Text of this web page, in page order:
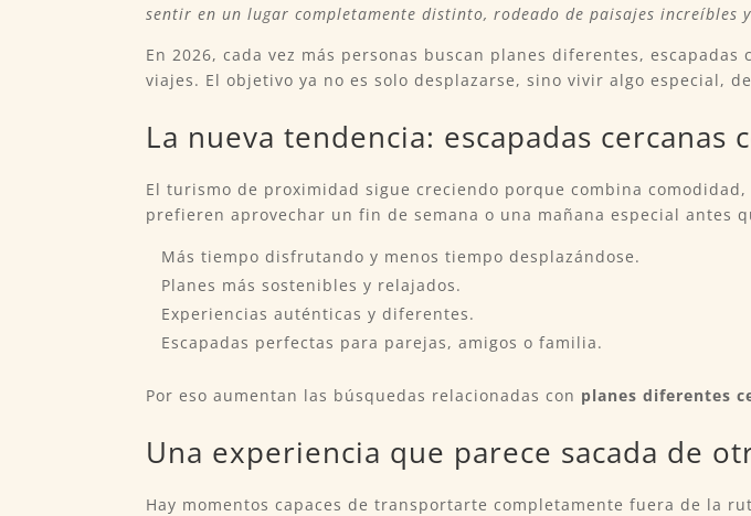
sentir en un lugar completamente distinto, rodeado de paisajes increíbles
En 2026, cada vez más personas buscan planes diferentes,
viajes. El objetivo ya no es solo desplazarse, sino vivir algo especial,
La nueva tendencia: escapadas cercanas
El turismo de proximidad sigue creciendo porque combina
prefieren aprovechar un fin de semana o una mañana especial antes
Más tiempo disfrutando y menos tiempo desplazándose.
Planes más sostenibles y relajados.
Experiencias auténticas y diferentes.
Escapadas perfectas para parejas, amigos o familia.
Por eso aumentan las búsquedas relacionadas con planes diferentes
Una experiencia que parece sacada de
Hay momentos capaces de transportarte completamente fuera de la